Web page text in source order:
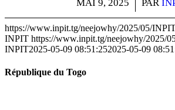
MAI 9, 2025
/ PAR
https://www.inpit.tg/neejowhy/2025/05/
INPIT https://www.inpit.tg/neejowhy/2025/
INPIT2025-05-09 08:51:252025-05-09
République du Togo